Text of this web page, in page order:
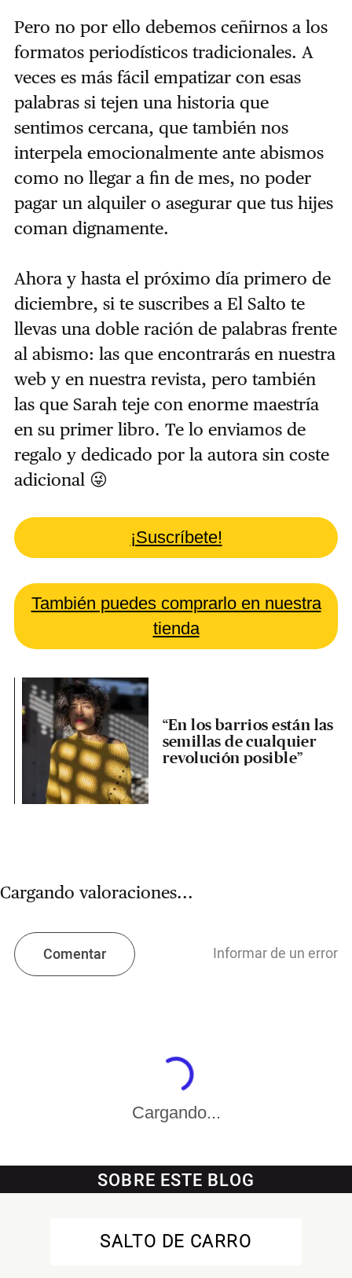
Pero no por ello debemos ceñirnos a los
formatos periodísticos tradicionales. A
veces es más fácil empatizar con esas
palabras si tejen una historia que
sentimos cercana, que también nos
interpela emocionalmente ante abismos
como no llegar a fin de mes, no poder
pagar un alquiler o asegurar que tus hijes
coman dignamente.
Ahora y hasta el próximo día primero de
diciembre, si te suscribes a El Salto te
llevas una doble ración de palabras frente
al abismo: las que encontrarás en nuestra
web y en nuestra revista, pero también
las que Sarah teje con enorme maestría
en su primer libro. Te lo enviamos de
regalo y dedicado por la autora sin coste
adicional 😜
¡Suscríbete!
También puedes comprarlo en nuestra
tienda
“En los barrios están las
semillas de cualquier
revolución posible”
Cargando valoraciones...
Comentar Informar de un error
Cargando...
SOBRE ESTE BLOG
SALTO DE CARRO